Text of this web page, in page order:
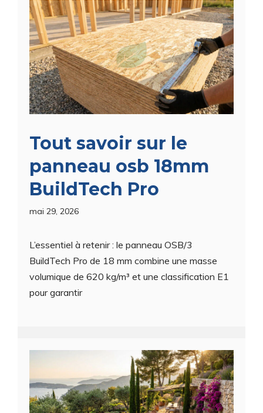
Tout savoir sur le
panneau osb 18mm
BuildTech Pro
mai 29, 2026
L’essentiel à retenir : le panneau OSB/3
BuildTech Pro de 18 mm combine une masse
volumique de 620 kg/m³ et une classification E1
pour garantir